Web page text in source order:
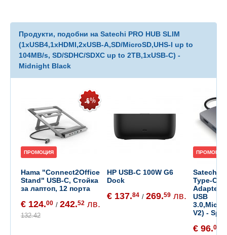
Продукти, подобни на Satechi PRO HUB SLIM
(1xUSB4,1xHDMI,2xUSB-A,SD/MicroSD,UHS-I up to
104MB/s, SD/SDHC/SDXC up to 2TB,1xUSB-C) -
Midnight Black
ПРОМОЦИЯ
Hama "Connect2Office
Stand" USB-C, Стойка
за лаптоп, 12 порта
€ 124.00 / 242.52 лв.
132.42
HP USB-C 100W G6
Dock
€ 137.84 / 269.59 лв.
ПРОМОЦИЯ
Satechi
Type-C
Adapter
USB
V2) -
€ 96.00